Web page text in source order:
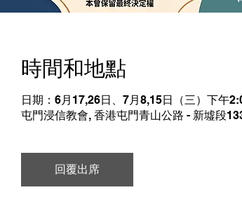
時間和地點
日期：6月17,26日、7月8,15日（三）下午
屯門浸信教會, 香港屯門青山公路 - 新墟段
回覆出席